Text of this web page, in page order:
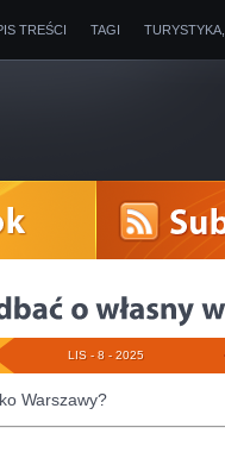
TREŚCI TAGI
LIS - 8 - 2025
Warszawy?